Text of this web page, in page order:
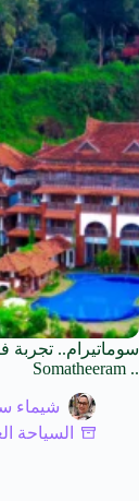
سوماتيرام.. تجربة
.. Somatheeram
شيماء
السياحة